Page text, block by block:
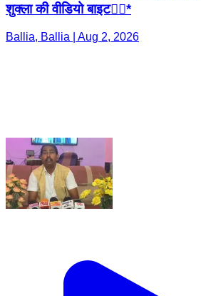
शुक्ला की वीडियो बाइट👇🏻*
Ballia, Ballia | Aug 2, 2026